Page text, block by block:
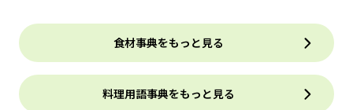
食材事典をもっと見る
料理用語事典をもっと見る